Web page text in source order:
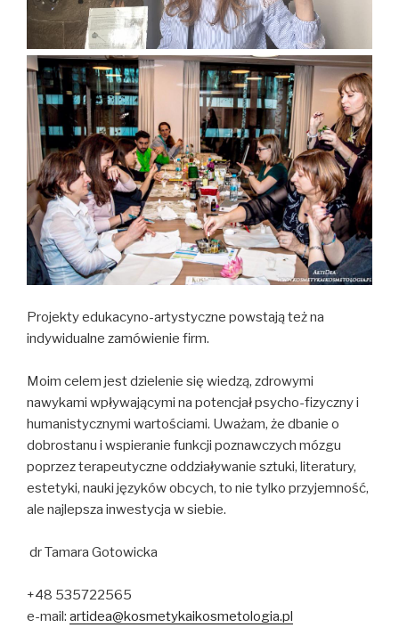
Projekty edukacyno-artystyczne powstają też na
indywidualne zamówienie firm.
Moim celem jest dzielenie się wiedzą, zdrowymi
nawykami wpływającymi na potencjał psycho-fizyczny i
humanistycznymi wartościami. Uważam, że dbanie o
dobrostanu i wspieranie funkcji poznawczych mózgu
poprzez terapeutyczne oddziaływanie sztuki, literatury,
estetyki, nauki języków obcych, to nie tylko przyjemność,
ale najlepsza inwestycja w siebie.
dr Tamara Gotowicka
+48 535722565
e-mail: artidea@kosmetykaikosmetologia.pl